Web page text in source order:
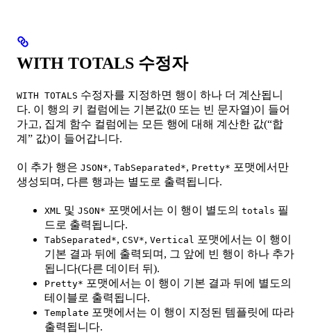
WITH TOTALS 수정자
WITH TOTALS 수정자를 지정하면 행이 하나 더 계산됩니
다. 이 행의 키 컬럼에는 기본값(0 또는 빈 문자열)이 들어
가고, 집계 함수 컬럼에는 모든 행에 대해 계산한 값(“합
계” 값)이 들어갑니다.
이 추가 행은 JSON*, TabSeparated*, Pretty* 포맷에서만
생성되며, 다른 행과는 별도로 출력됩니다.
XML 및 JSON* 포맷에서는 이 행이 별도의 totals 필
드로 출력됩니다.
TabSeparated*, CSV*, Vertical 포맷에서는 이 행이
기본 결과 뒤에 출력되며, 그 앞에 빈 행이 하나 추가
됩니다(다른 데이터 뒤).
Pretty* 포맷에서는 이 행이 기본 결과 뒤에 별도의
테이블로 출력됩니다.
Template 포맷에서는 이 행이 지정된 템플릿에 따라
출력됩니다.